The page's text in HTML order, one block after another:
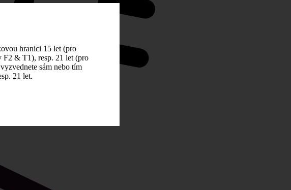
hranici 15 let (pro
F2 & T1), resp. 21 let (pro
sám nebo tím
21 let.